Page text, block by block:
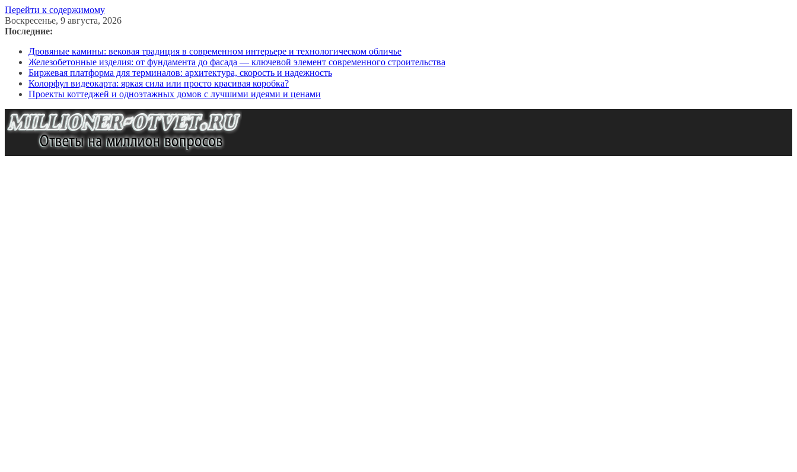
Перейти к содержимому
Воскресенье, 9 августа, 2026
Последние:
Дровяные камины: вековая традиция в современном интерьере и технологическом обличье
Железобетонные изделия: от фундамента до фасада — ключевой элемент современного строительства
Биржевая платформа для терминалов: архитектура, скорость и надежность
Колорфул видеокарта: яркая сила или просто красивая коробка?
Проекты коттеджей и одноэтажных домов с лучшими идеями и ценами